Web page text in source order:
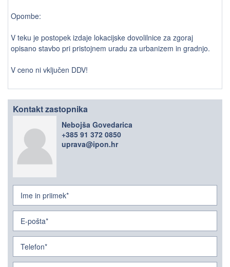
Opombe:
V teku je postopek izdaje lokacijske dovolilnice za zgoraj
opisano stavbo pri pristojnem uradu za urbanizem in gradnjo.
V ceno ni vključen DDV!
Kontakt zastopnika
Nebojša Govedarica
+385 91 372 0850
uprava@ipon.hr